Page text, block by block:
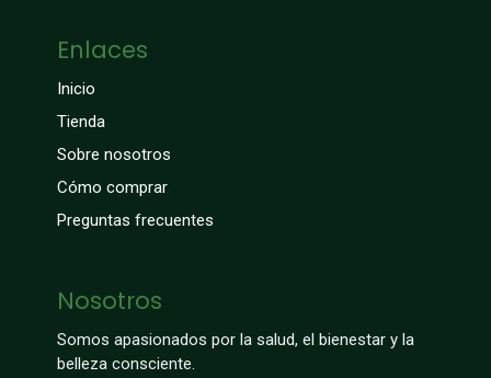
Enlaces
Inicio
Tienda
Sobre nosotros
Cómo comprar
Preguntas frecuentes
Nosotros
Somos apasionados por la salud, el bienestar y la
belleza consciente.